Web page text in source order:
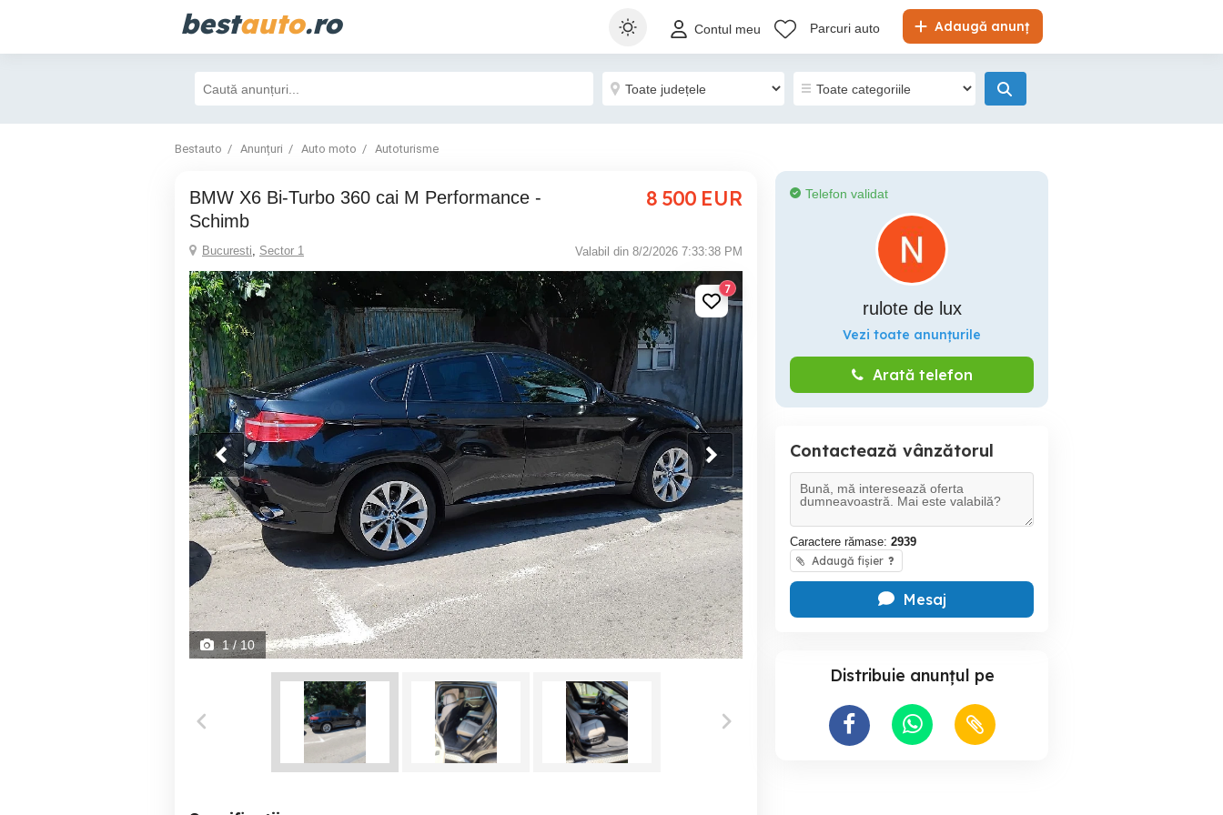
bestauto.ro Adaugă anunț
Contul meu Parcuri auto
Bestauto Anunțuri Auto moto Autoturisme
BMW X6 Bi-Turbo 360 cai M Performance -
Schimb
8 500 EUR
Bucuresti, Sector 1 Valabil din 8/2/2026 7:33:38 PM
7
1/ 10
Telefon validat
rulote de lux
Vezi toate anunțurile
Arată telefon
Contactează vânzătorul
Caractere rămase: 2939
Adaugă fișier ?
Mesaj
Distribuie anunțul pe